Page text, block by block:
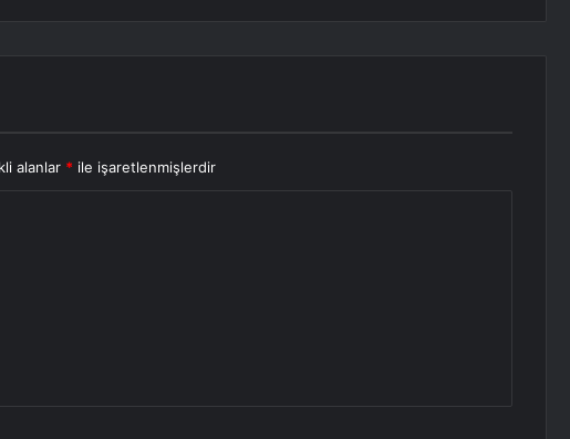
alanlar * ile işaretlenmişlerdir